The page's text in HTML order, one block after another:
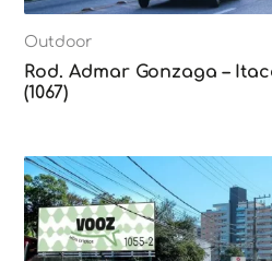
Outdoor
Rod. Admar Gonzaga –
(1067)